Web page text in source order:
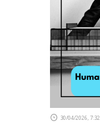
30/04/2026, 7:32